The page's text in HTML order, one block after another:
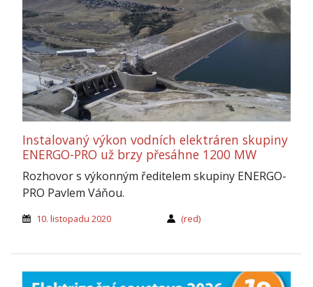
Instalovaný výkon vodních elektráren skupiny
ENERGO-PRO už brzy přesáhne 1200 MW
Rozhovor s výkonným ředitelem skupiny ENERGO-
PRO Pavlem Váňou.
10. listopadu 2020 (red)